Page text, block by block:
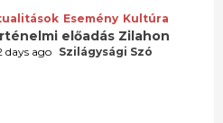
Esemény Kultúra
előadás Zilahon
days ago Szilágysági Szó